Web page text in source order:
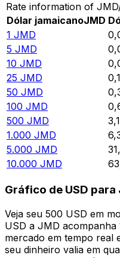
Rate information of
Dólar jamaicanoJMD
1 JMD
5 JMD
10 JMD
25 JMD
50 JMD
100 JMD
500 JMD
1.000 JMD
5.000 JMD
10.000 JMD
Gráfico de USD para
Veja seu 500 USD em
USD a JMD acompanha
mercado em tempo real
seu dinheiro valia em